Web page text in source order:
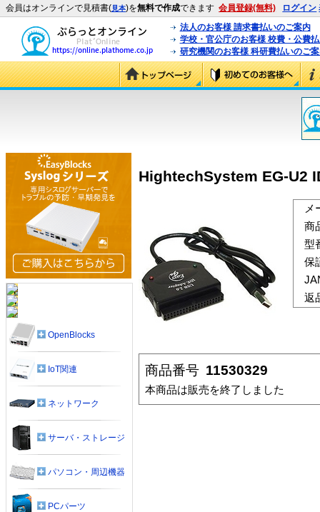
会員はオンラインで見積書(見本)を無料で作成できます 会員登録(無料) ログイン
法人のお客様 請求書払いのご案内
学校・官公庁のお客様 校費・公費
研究機関のお客様 科研費払いのご
HightechSystem EG-U2
メ
商
型
保
返
商品番号 11530329
本商品は販売を終了しました
OpenBlocks
IoT関連
ネットワーク
サーバ・ストレージ
パソコン・周辺機器
PCパーツ